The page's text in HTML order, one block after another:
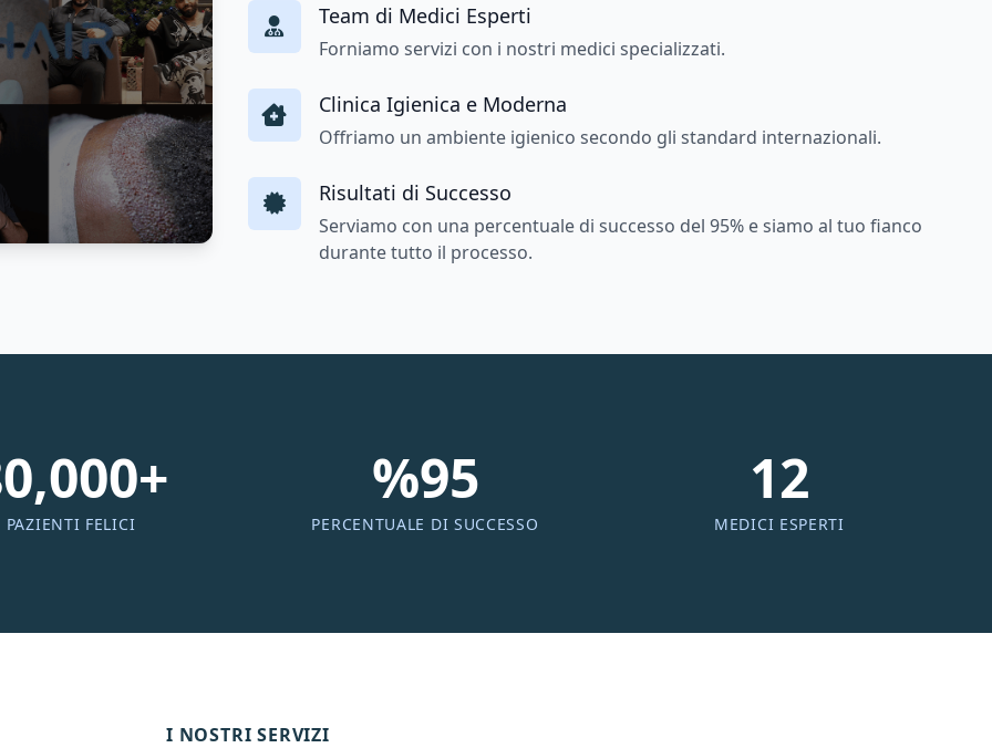
Team di Medici Esperti
Forniamo servizi con i nostri medici specializzati.
Clinica Igienica e Moderna
Offriamo un ambiente igienico secondo gli standard internazionali.
Risultati di Successo
Serviamo con una percentuale di successo del 95% e siamo al tuo fianco
durante tutto il processo.
PAZIENTI FELICI
%95
PERCENTUALE DI SUCCESSO
12
MEDICI ESPERTI
I NOSTRI SERVIZI